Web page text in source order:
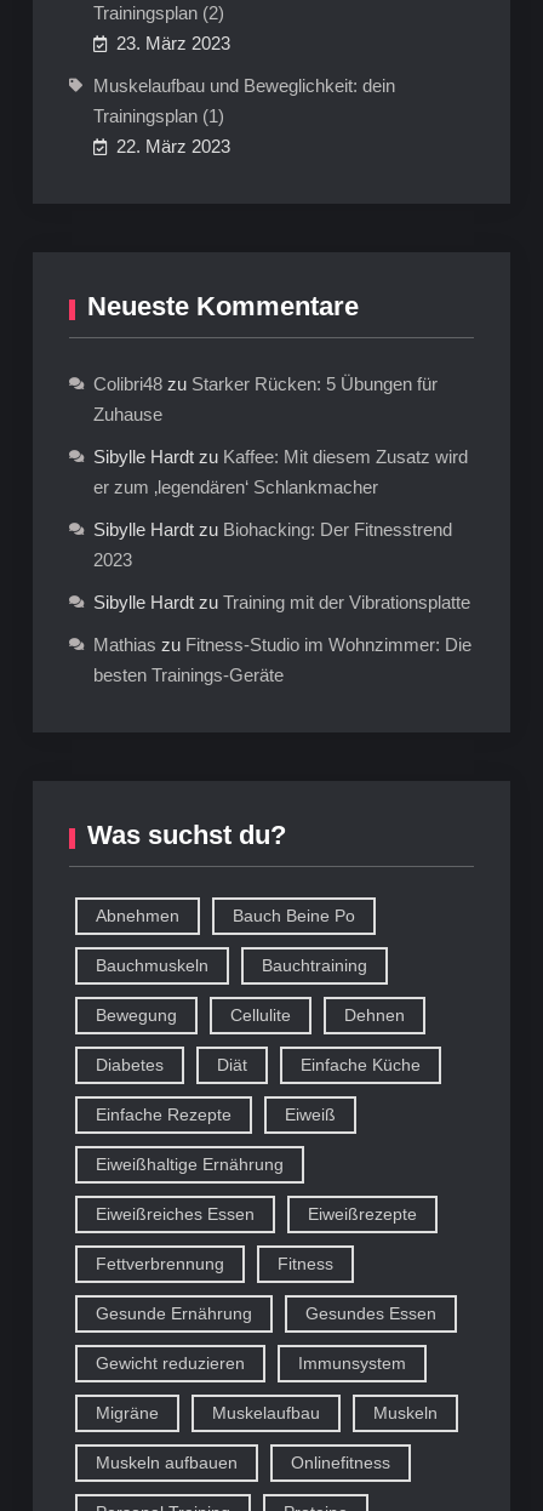
Trainingsplan (2)
23. März 2023
Muskelaufbau und Beweglichkeit: dein
Trainingsplan (1)
22. März 2023
Neueste Kommentare
Colibri48zu Starker Rücken: 5 Übungen für
Zuhause
Sibylle Hardtzu Kaffee: Mit diesem Zusatz wird
er zum ‚legendären‘ Schlankmacher
Sibylle Hardtzu Biohacking: Der Fitnesstrend
2023
Sibylle Hardtzu Training mit der Vibrationsplatte
Mathias zu Fitness-Studio im Wohnzimmer: Die
besten Trainings-Geräte
Was suchst du?
Abnehmen Bauch Beine Po
Bauchmuskeln Bauchtraining
Bewegung Cellulite Dehnen
Diabetes Diät Einfache Küche
Einfache Rezepte Eiweiß
Eiweißhaltige Ernährung
Eiweißreiches Essen Eiweißrezepte
Fettverbrennung Fitness
Gesunde Ernährung Gesundes Essen
Gewicht reduzieren Immunsystem
Migräne Muskelaufbau Muskeln
Muskeln aufbauen Onlinefitness